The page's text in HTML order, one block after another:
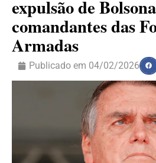
expulsão de
comandantes das
Armadas
Publicado em 04/02/2026